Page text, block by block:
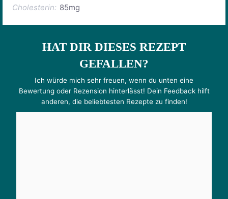
Cholesterin: 85mg
HAT DIR DIESES REZEPT
GEFALLEN?
Ich würde mich sehr freuen, wenn du unten eine
Bewertung oder Rezension hinterlässt! Dein Feedback hilft
anderen, die beliebtesten Rezepte zu finden!